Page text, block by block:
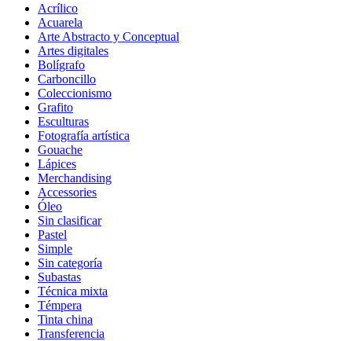
Acrílico
Acuarela
Arte Abstracto y Conceptual
Artes digitales
Bolígrafo
Carboncillo
Coleccionismo
Grafito
Esculturas
Fotografía artística
Gouache
Lápices
Merchandising
Accessories
Óleo
Sin clasificar
Pastel
Simple
Sin categoría
Subastas
Técnica mixta
Témpera
Tinta china
Transferencia